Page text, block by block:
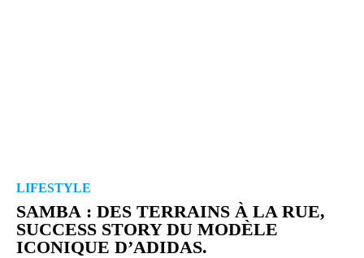
LIFESTYLE
SAMBA : DES TERRAINS À LA RUE,
SUCCESS STORY DU MODÈLE
ICONIQUE D’ADIDAS.